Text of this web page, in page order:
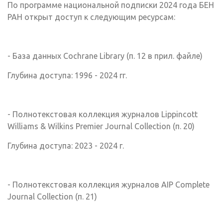
По программе национальной подписки 2024 года БЕН
РАН открыт доступ к следующим ресурсам:
- База данных Cochrane Library (п. 12 в прил. файле)
Глубина доступа: 1996 - 2024 гг.
- Полнотекстовая коллекция журналов Lippincott
Williams & Wilkins Premier Journal Collection (п. 20)
Глубина доступа: 2023 - 2024 г.
- Полнотекстовая коллекция журналов AIP Complete
Journal Collection (п. 21)